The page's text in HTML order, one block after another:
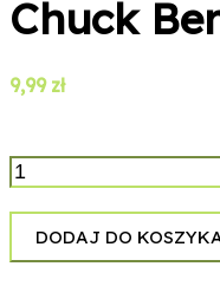
Chuck
9,99 zł
Chuck
Berry
-
Johnny
B.
DODAJ DO